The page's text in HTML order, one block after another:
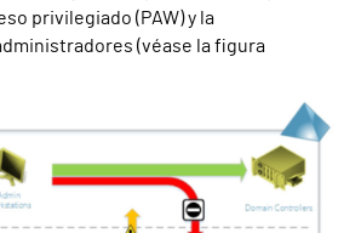
privilegiado (PAW) y la
(véase la figura